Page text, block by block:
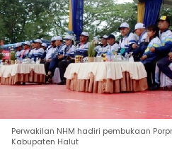
Perwakilan NHM hadiri pembukaan
Kabupaten Halut